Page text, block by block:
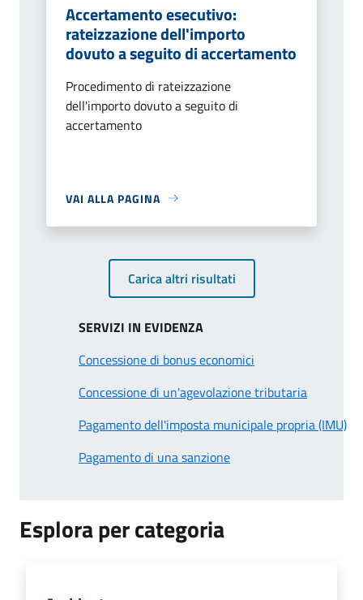
Accertamento esecutivo:
rateizzazione dell'importo
dovuto a seguito di accertamento
Procedimento di rateizzazione
dell'importo dovuto a seguito di
accertamento
VAI ALLA PAGINA
Carica altri risultati
SERVIZI IN EVIDENZA
Concessione di bonus economici
Concessione di un'agevolazione tributaria
Pagamento dell'imposta municipale propria (IMU)
Pagamento di una sanzione
Esplora per categoria